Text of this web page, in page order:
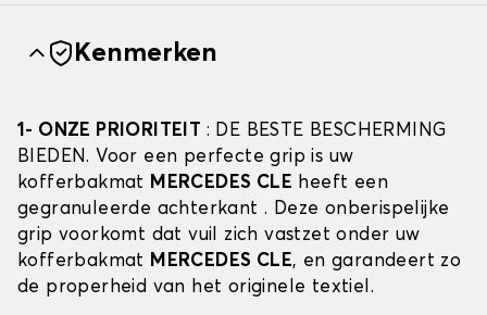
Kenmerken
1- ONZE PRIORITEIT : DE BESTE BESCHERMING
BIEDEN. Voor een perfecte grip is uw
kofferbakmat MERCEDES CLE heeft een
gegranuleerde achterkant . Deze onberispelijke
grip voorkomt dat vuil zich vastzet onder uw
kofferbakmat MERCEDES CLE, en garandeert zo
de properheid van het originele textiel.